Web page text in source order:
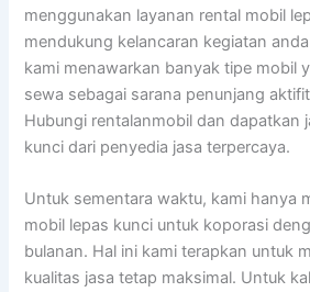
menggunakan layanan rental mobil
mendukung kelancaran kegiatan
kami menawarkan banyak tipe mobil
sewa sebagai sarana penunjang
Hubungi rentalanmobil dan dapatkan
kunci dari penyedia jasa terpercaya.
Untuk sementara waktu, kami hanya
mobil lepas kunci untuk koporasi
bulanan. Hal ini kami terapkan untuk
kualitas jasa tetap maksimal. Untuk